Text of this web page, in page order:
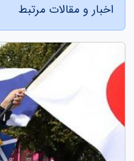
اخبار و مقالات مرتبط